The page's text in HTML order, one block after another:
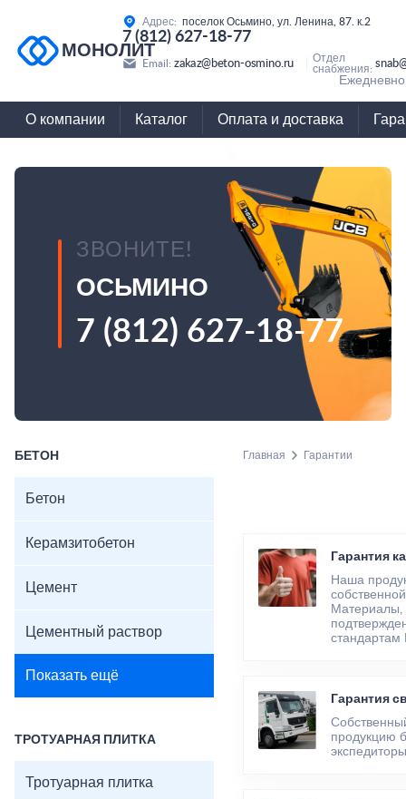
МОНОЛИТ
Адрес: поселок Осьмино, ул. Ленина, 87. к.2
7 (812) 627-18-77
Email: zakaz@beton-osmino.ru
Отдел
снабжения:
О компании Каталог Оплата и доставка
ЗВОНИТЕ!
ОСЬМИНО
7 (812) 627-18-77
БЕТОН
Бетон
Керамзитобетон
Цемент
Цементный раствор
Показать ещё
ТРОТУАРНАЯ ПЛИТКА
Тротуарная плитка
Главная Гарантии
Гарантия
Наша
Материалы,
стандартам
Гарантия
продукцию